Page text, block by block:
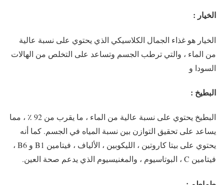
الخيار :
الخيار هو غذاء الجمال الكلاسيكي الذي يحتوي على نسبة عالية
من الماء ، والتي ترطب الجسم وتساعد على التخلص من الهالات
السودا و
البطيخ :
البطيخ يحتوي على نسبة عالية من الماء ، ما يقرب من 92 ٪ ، مما
يساعد على تحقيق التوازن بين نسبة المياه في الجسم. كما أنه
يحتوي على بيتا كاروتين ، الليكوبين ، الألياف ، فيتامين B1 و B6 ،
فيتامين C ، البوتاسيوم ، والمغنيسيوم الذي يدعم صحة العين.